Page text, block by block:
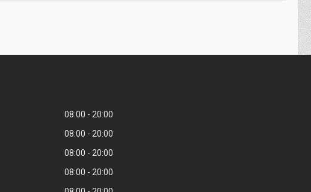
08:00
20:00
08:00
20:00
08:00
20:00
08:00
20:00